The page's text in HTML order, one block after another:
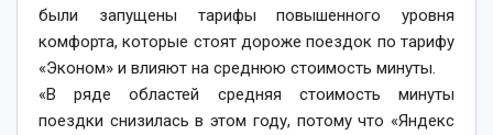
были запущены тарифы повышенного уровня
комфорта, которые стоят дороже поездок по тарифу
«Эконом» и влияют на среднюю стоимость минуты.
«В ряде областей средняя стоимость минуты
поездки снизилась в этом году, потому что «Яндекс